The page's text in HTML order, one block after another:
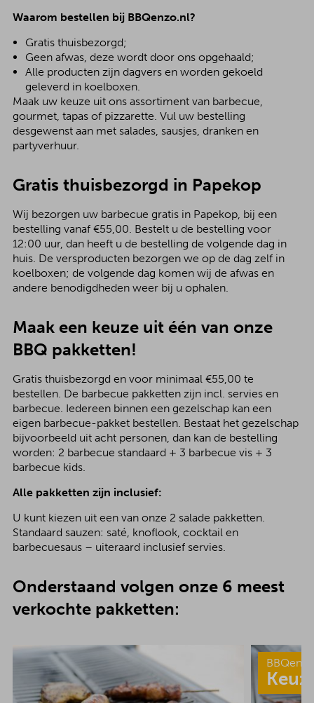
Waarom bestellen bij BBQenzo.nl?
Gratis thuisbezorgd;
Geen afwas, deze wordt door ons opgehaald;
Alle producten zijn dagvers en worden gekoeld
geleverd in koelboxen.
Maak uw keuze uit ons assortiment van barbecue,
gourmet, tapas of pizzarette. Vul uw bestelling
desgewenst aan met salades, sausjes, dranken en
partyverhuur.
Gratis thuisbezorgd in Papekop
Wij bezorgen uw barbecue gratis in Papekop, bij een
bestelling vanaf €55,00. Bestelt u de bestelling voor
12:00 uur, dan heeft u de bestelling de volgende dag in
huis. De versproducten bezorgen we op de dag zelf in
koelboxen; de volgende dag komen wij de afwas en
andere benodigdheden weer bij u ophalen.
Maak een keuze uit één van onze
BBQ pakketten!
Gratis thuisbezorgd en voor minimaal €55,00 te
bestellen. De barbecue pakketten zijn incl. servies en
barbecue. Iedereen binnen een gezelschap kan een
eigen barbecue-pakket bestellen. Bestaat het gezelschap
bijvoorbeeld uit acht personen, dan kan de bestelling
worden: 2 barbecue standaard + 3 barbecue vis + 3
barbecue kids.
Alle pakketten zijn inclusief:
U kunt kiezen uit een van onze 2 salade pakketten.
Standaard sauzen: saté, knoflook, cocktail en
barbecuesaus – uiteraard inclusief servies.
Onderstaand volgen onze 6 meest
verkochte pakketten: